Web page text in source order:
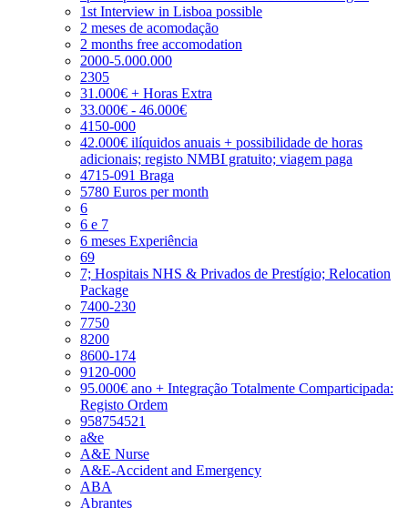
1st Interview in Lisboa possible
2 meses de acomodação
2 months free accomodation
2000-5.000.000
2305
31.000€ + Horas Extra
33.000€ - 46.000€
4150-000
42.000€ ilíquidos anuais + possibilidade de horas
adicionais; registo NMBI gratuito; viagem paga
4715-091 Braga
5780 Euros per month
6
6 e 7
6 meses Experiência
69
7; Hospitais NHS & Privados de Prestígio; Relocation
Package
7400-230
7750
8200
8600-174
9120-000
95.000€ ano + Integração Totalmente Comparticipada:
Registo Ordem
958754521
a&e
A&E Nurse
A&E-Accident and Emergency
ABA
Abrantes